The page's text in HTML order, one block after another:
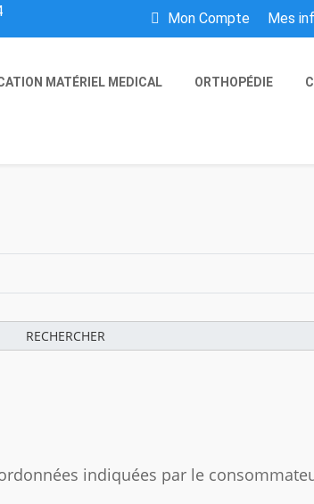
Mon Compte Mes
MATÉRIEL MEDICAL ORTHOPÉDIE
RECHERCHER
indiquées par le